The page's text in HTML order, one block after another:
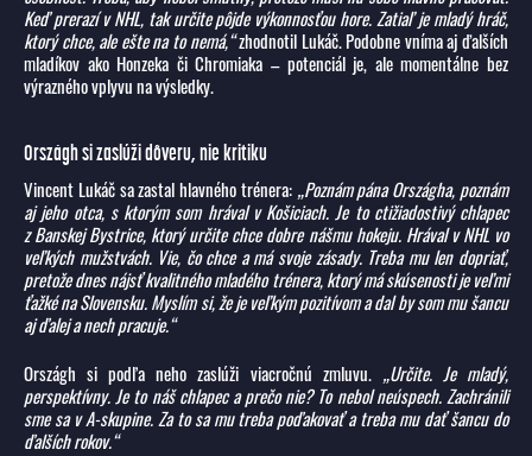
Keď prerazí v NHL, tak určite pôjde výkonnosťou hore. Zatiaľ je mladý hráč,
ktorý chce, ale ešte na to nemá,“zhodnotil Lukáč. Podobne vníma aj ďalších
mladíkov ako Honzeka či Chromiaka – potenciál je, ale momentálne bez
výrazného vplyvu na výsledky.
Országh si zaslúži dôveru, nie kritiku
Vincent Lukáč sa zastal hlavného trénera: „Poznám pána Országha, poznám
aj jeho otca, s ktorým som hrával v Košiciach. Je to ctižiadostivý chlapec
z Banskej Bystrice, ktorý určite chce dobre nášmu hokeju. Hrával v NHL vo
veľkých mužstvách. Vie, čo chce a má svoje zásady. Treba mu len dopriať,
pretože dnes nájsť kvalitného mladého trénera, ktorý má skúsenosti je veľmi
ťažké na Slovensku. Myslím si, že je veľkým pozitívom a dal by som mu šancu
aj ďalej a nech pracuje.“
Országh si podľa neho zaslúži viacročnú zmluvu. „Určite. Je mladý,
perspektívny. Je to náš chlapec a prečo nie? To nebol neúspech. Zachránili
sme sa v A-skupine. Za to sa mu treba poďakovať a treba mu dať šancu do
ďalších rokov.“